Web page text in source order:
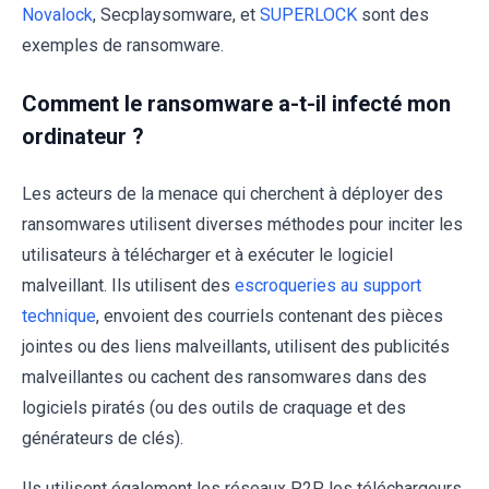
Novalock, Secplaysomware, et SUPERLOCK sont des
exemples de ransomware.
Comment le ransomware a-t-il infecté mon
ordinateur ?
Les acteurs de la menace qui cherchent à déployer des
ransomwares utilisent diverses méthodes pour inciter les
utilisateurs à télécharger et à exécuter le logiciel
malveillant. Ils utilisent des escroqueries au support
technique, envoient des courriels contenant des pièces
jointes ou des liens malveillants, utilisent des publicités
malveillantes ou cachent des ransomwares dans des
logiciels piratés (ou des outils de craquage et des
générateurs de clés).